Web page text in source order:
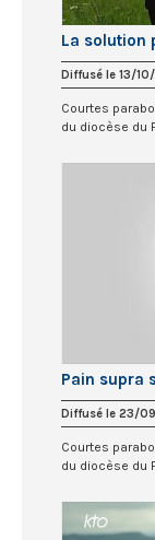
La solution
Diffusé le 13/
Courtes
du diocèse du
Pain supra
Diffusé le 23/
Courtes
du diocèse du